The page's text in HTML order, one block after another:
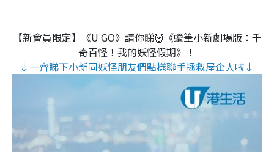
【新會員限定】《U GO》請你睇👹《蠟筆小新劇場版：千
奇百怪！我的妖怪假期》！
↓一齊睇下小新同妖怪朋友們點樣聯手拯救屋企人啦↓